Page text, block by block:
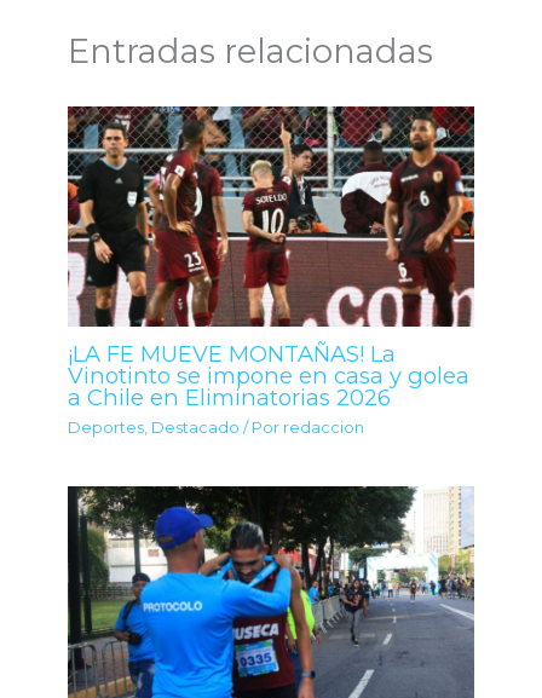
Entradas relacionadas
¡LA FE MUEVE MONTAÑAS! La
Vinotinto se impone en casa y golea
a Chile en Eliminatorias 2026
Deportes Destacado / Por redaccion